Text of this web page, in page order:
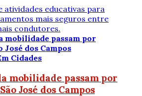
atividades educativas para
mais seguros entre
condutores.
Cidades
mobilidade passam por
José dos Campos